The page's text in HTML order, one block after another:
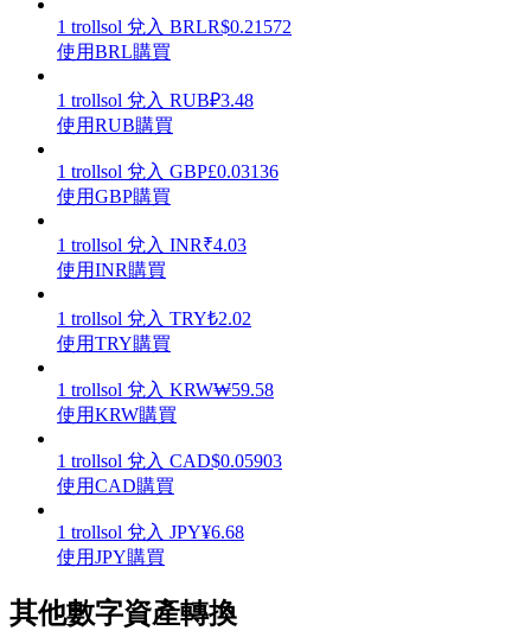
使您的資產穩定增值
一鍵質押鎖定高收益
1 trollsol 兌入 BRLR$0.21572
使用BRL購買
1 trollsol 兌入 RUB₽3.48
使用RUB購買
1 trollsol 兌入 GBP£0.03136
使用GBP購買
1 trollsol 兌入 INR₹4.03
使用INR購買
1 trollsol 兌入 TRY₺2.02
使用TRY購買
1 trollsol 兌入 KRW₩59.58
使用KRW購買
1 trollsol 兌入 CAD$0.05903
使用CAD購買
1 trollsol 兌入 JPY¥6.68
使用JPY購買
其他數字資產轉換